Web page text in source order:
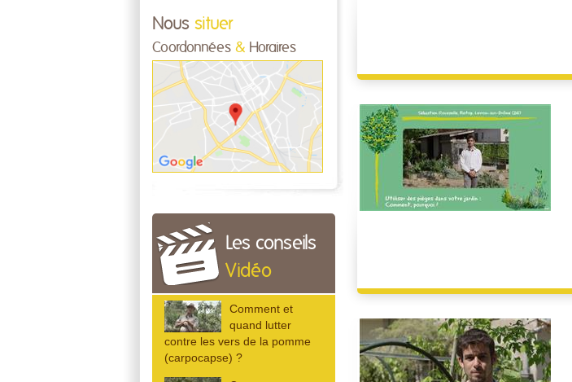
Nous situer
Coordonnées & Horaires
Les conseils
Vidéo
Comment et
quand lutter
contre les vers de la pomme
(carpocapse) ?